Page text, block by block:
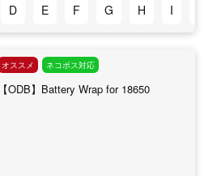
D E F G H I
オススメ ネコポス対応
【ODB】Battery Wrap for 18650